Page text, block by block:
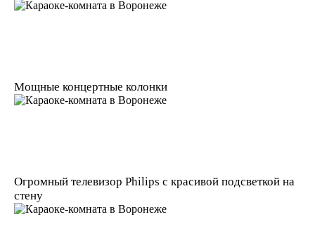
Мощные концертные колонки
Огромный телевизор Philips с красивой подсветкой на
стену